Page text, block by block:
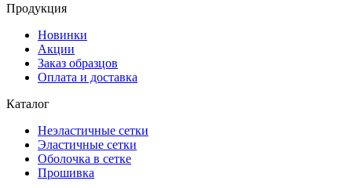
Продукция
Новинки
Акции
Заказ образцов
Оплата и доставка
Каталог
Неэластичные сетки
Эластичные сетки
Оболочка в сетке
Прошивка